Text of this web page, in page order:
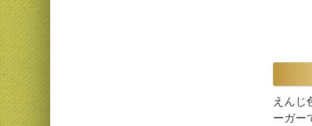
えんじ
ーガー